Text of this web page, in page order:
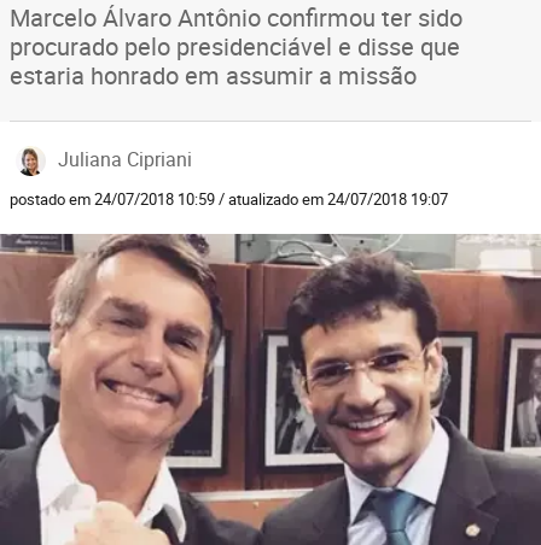
Marcelo Álvaro Antônio confirmou ter sido
procurado pelo presidenciável e disse que
estaria honrado em assumir a missão
Juliana Cipriani
postado em 24/07/2018 10:59 / atualizado em 24/07/2018 19:07